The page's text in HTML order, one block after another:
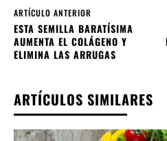
ARTÍCULO ANTERIOR
ESTA SEMILLA BARATÍSIMA
AUMENTA EL COLÁGENO Y
ELIMINA LAS ARRUGAS
ARTÍCULOS SIMILARES